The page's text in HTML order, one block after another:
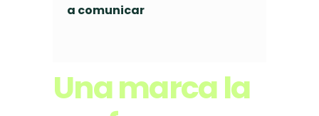
a comunicar
Una marca la